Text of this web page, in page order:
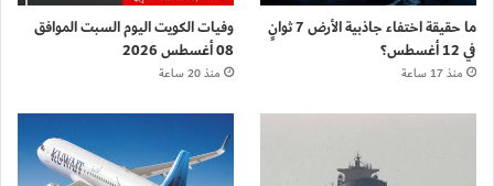
ما حقيقة اختفاء جاذبية الأرض 7 ثوانٍ
في 12 أغسطس؟
منذ 17 ساعة
وفيات الكويت اليوم السبت الموافق
08 أغسطس 2026
منذ 20 ساعة